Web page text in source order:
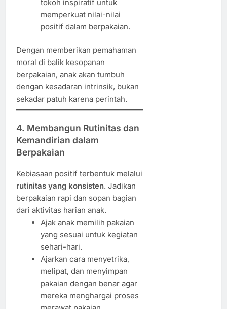
tokoh inspiratif untuk
memperkuat nilai-nilai
positif dalam berpakaian.
Dengan memberikan pemahaman
moral di balik kesopanan
berpakaian, anak akan tumbuh
dengan kesadaran intrinsik, bukan
sekadar patuh karena perintah.
4. Membangun Rutinitas dan
Kemandirian dalam
Berpakaian
Kebiasaan positif terbentuk melalui
rutinitas yang konsisten. Jadikan
berpakaian rapi dan sopan bagian
dari aktivitas harian anak.
Ajak anak memilih pakaian
yang sesuai untuk kegiatan
sehari-hari.
Ajarkan cara menyetrika,
melipat, dan menyimpan
pakaian dengan benar agar
mereka menghargai proses